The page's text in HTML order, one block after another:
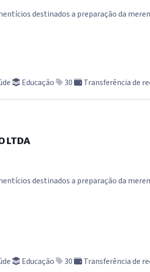
destinados a preparação da
Educação 30 Transferência de
LTDA
destinados a preparação da
Educação 30 Transferência de